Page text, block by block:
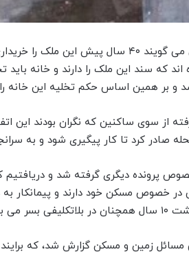
ساکنین می گویند ۴۰ سال پیش این
اند که سند این ملک را دارند و خانه
بر همین اساس حکم تخلیه این خانه
از سوی ساکنین که نگران بودند این
صادر کرد تا کار پیگیری شود و به
پرونده دیگری گرفته شد و
خصوص مسکن خود دارند و پیمانکار به
برند.
زمین و مسکن گزارش شد، که برایند